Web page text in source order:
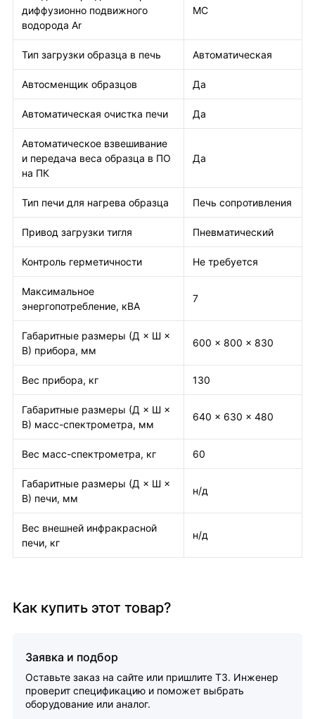
диффузионно подвижного
водорода Ar
МС
Тип загрузки образца в печь Автоматическая
Автосменщик образцов Да
Автоматическая очистка печи Да
Автоматическое взвешивание
и передача веса образца в ПО
на ПК
Да
Тип печи для нагрева образца Печь сопротивления
Привод загрузки тигля Пневматический
Контроль герметичности Не требуется
Максимальное
энергопотребление, кВА
7
Габаритные размеры (Д × Ш ×
В) прибора, мм
600 × 800 × 830
Вес прибора, кг 130
Габаритные размеры (Д × Ш ×
В) масс-спектрометра, мм
640 × 630 × 480
Вес масс-спектрометра, кг 60
Габаритные размеры (Д × Ш ×
В) печи, мм
н/д
Вес внешней инфракрасной
печи, кг
н/д
Как купить этот товар?
Заявка и подбор
Оставьте заказ на сайте или пришлите ТЗ. Инженер
проверит спецификацию и поможет выбрать
оборудование или аналог.